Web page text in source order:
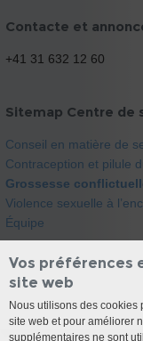
Contacte et
+41 31 632 12 60
Sitemap Centre de
Conseil en matière de
Contraception et pilule
Grossesse
Violence sexuelle à
Équipe
Vos préférences
site web
Nous utilisons des cookies
site web et pour améliorer
supplémentaires ne sont